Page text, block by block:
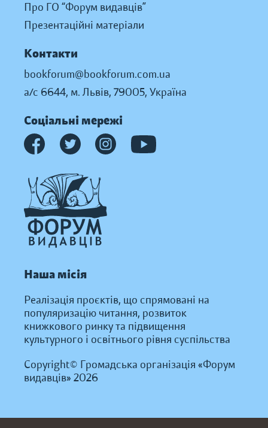
Про ГО “Форум видавців”
Презентаційні матеріали
Контакти
bookforum@bookforum.com.ua
а/с 6644, м. Львів, 79005, Україна
Соціальні мережі
Наша місія
Реалізація проєктів, що спрямовані на
популяризацію читання, розвиток
книжкового ринку та підвищення
культурного і освітнього рівня суспільства
Copyright© Громадська організація «Форум
видавців» 2026